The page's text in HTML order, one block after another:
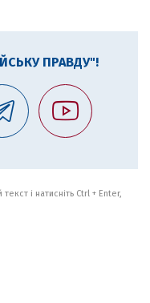
ПРАВДУ"!
і натисніть Ctrl + Enter,